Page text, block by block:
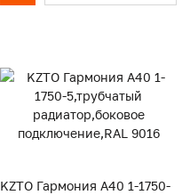
KZTO Гармония А40 1-1750-